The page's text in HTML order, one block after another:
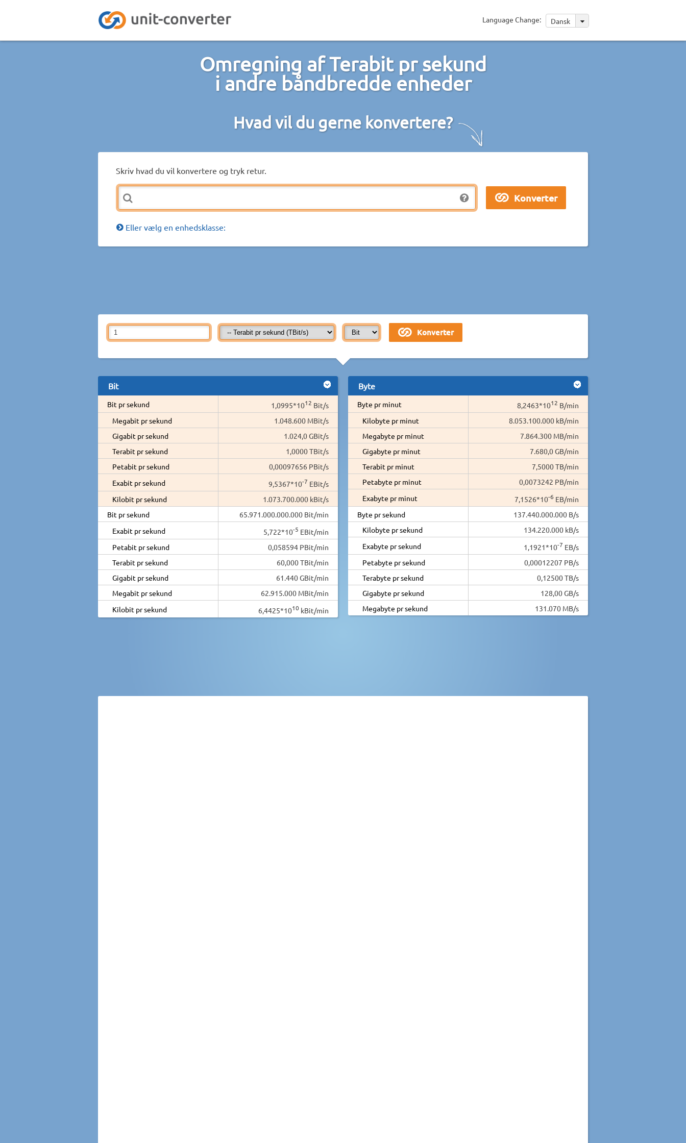
Language Change: Dansk
Omregning af Terabit pr sekund
i andre båndbredde enheder
Hvad vil du gerne konvertere?
Skriv hvad du vil konvertere og tryk retur.
Eller vælg en enhedsklasse:
Bit
Bit pr sekund 1,0995*1012 Bit/s
Megabit pr sekund
1.048.600 MBit/s
Gigabit pr sekund
1.024,0 GBit/s
Terabit pr sekund
1,0000 TBit/s
Petabit pr sekund
0,00097656 PBit/s
Exabit pr sekund
9,5367*10-7 EBit/s
Kilobit pr sekund
1.073.700.000 kBit/s
Bit pr sekund
65.971.000.000.000 Bit/min
Exabit pr sekund
5,722*10-5 EBit/min
Petabit pr sekund
0,058594 PBit/min
Terabit pr sekund
60,000 TBit/min
Gigabit pr sekund
61.440 GBit/min
Megabit pr sekund
62.915.000 MBit/min
Kilobit pr sekund
6,4425*1010 kBit/min
Byte
Byte pr minut 8,2463*1012 B/min
Kilobyte pr minut
8.053.100.000 kB/min
Megabyte pr minut
7.864.300 MB/min
Gigabyte pr minut
7.680,0 GB/min
Terabit pr minut
7,5000 TB/min
Petabyte pr minut
0,0073242 PB/min
Exabyte pr minut
7,1526*10-6 EB/min
Byte pr sekund
137.440.000.000 B/s
Kilobyte pr sekund
134.220.000 kB/s
Exabyte pr sekund
1,1921*10-7 EB/s
Petabyte pr sekund
0,00012207 PB/s
Terabyte pr sekund
0,12500 TB/s
Gigabyte pr sekund
128,00 GB/s
Megabyte pr sekund
131.070 MB/s